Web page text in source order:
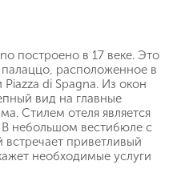
построено в 17 веке. Это
расположенное в
di Spagna. Из окон
вид на главные
Стилем отеля является
В небольшом вестибюле с
приветливый
необходимые услуги